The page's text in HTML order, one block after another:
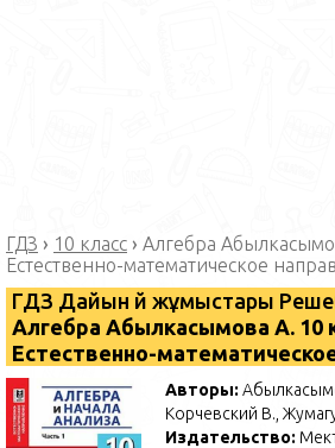
ГДЗ › 10 класс › Алгебра
Естественно-математическое
ГДЗ Дайын үй жұмыстары
Алгебра Абылкасымова А. 10
Естественно-
Авторы:
Корчевский В.,
Издательство: